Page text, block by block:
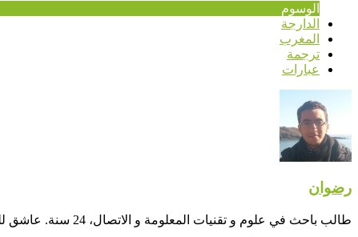
الوسوم
الدارجة
المغرب
ترجمة
عبارات
رضوان
طالب باحث في علوم و تقنيات المعلومة و الاتصال، 24 سنة. عاشق للشاي و شاعر في أوقات الفراغ.